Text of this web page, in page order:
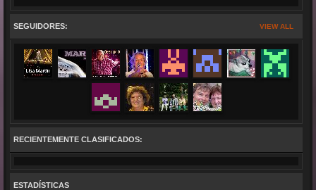
He singswarmhearted ballads so passionately that many a fan sheds a tear or two but he also manages to turn
ways, making sure the audience
a part of the performance. Boredom will have no chance when you attend a
Rudy Giovannini concert.
VIEW ALL
SEGUIDORES:
RECIENTEMENTE CLASIFICADOS:
ESTADÍSTICAS